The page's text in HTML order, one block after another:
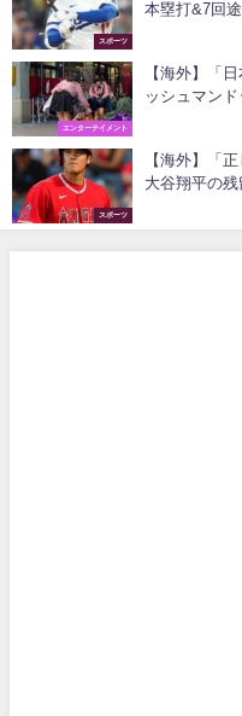
スポーツ
本塁打&7回
エンターテイメント
【海外】「
ッシュマン
スポーツ
【海外】「
大谷翔平の